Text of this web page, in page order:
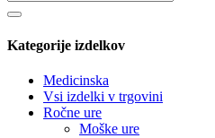
Kategorije izdelkov
Medicinska
Vsi izdelki v trgovini
Ročne ure
Moške ure